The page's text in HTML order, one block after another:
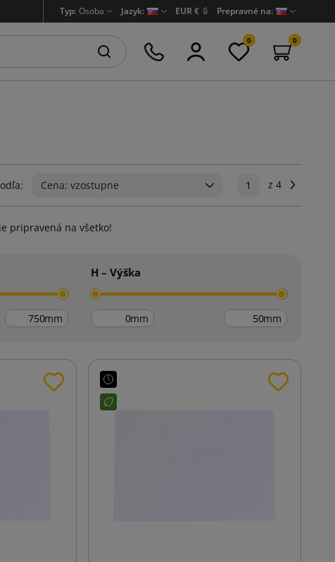
Typ: Osoba Jazyk: EUR € 🔒 Prepravné na:
0 0
Cena: vzostupne 1 z 4
pripravená na všetko!
mm
H – Výška
mm mm